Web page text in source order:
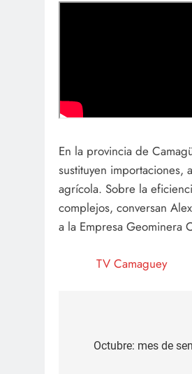
En la provincia de
sustituyen importaciones,
agrícola. Sobre la
complejos, conversan
a la Empresa Geominera
TV Camaguey
Octubre: mes de